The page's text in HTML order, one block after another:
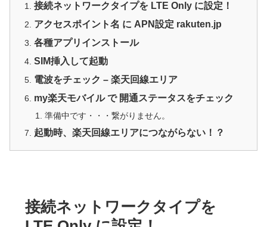
接続ネットワークタイプを LTE Only に設定！
アクセスポイント名 に APN設定 rakuten.jp
各種アプリインストール
SIM挿入して起動
電波をチェック – 楽天回線エリア
my楽天モバイル で 開通ステータスをチェック
準備中です・・・繋がりません。
起動時、楽天回線エリアにつながらない！？
接続ネットワークタイプを